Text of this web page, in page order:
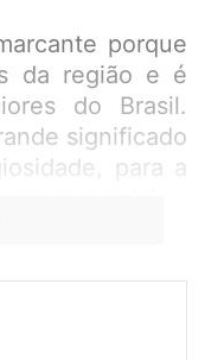
porque
da região e é
do Brasil.
significado
para a
edição linda